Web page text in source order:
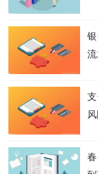
流